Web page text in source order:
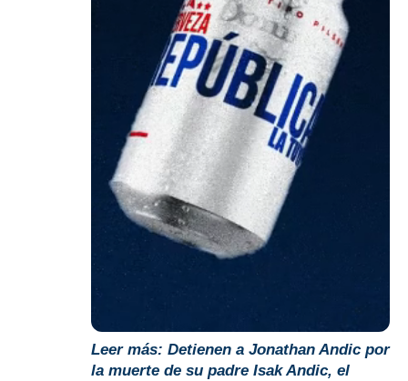
Leer más: Detienen a Jonathan Andic por
la muerte de su padre Isak Andic, el